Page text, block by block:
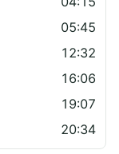
05:45
12:32
16:06
19:07
20:34